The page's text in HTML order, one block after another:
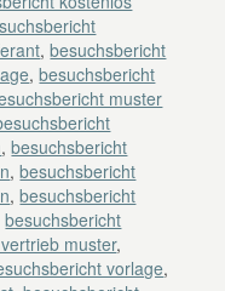
,besuchsbericht
,besuchsbericht
muster
,besuchsbericht
,besuchsbericht
,besuchsbericht
besuchsbericht
muster,
vorlage,